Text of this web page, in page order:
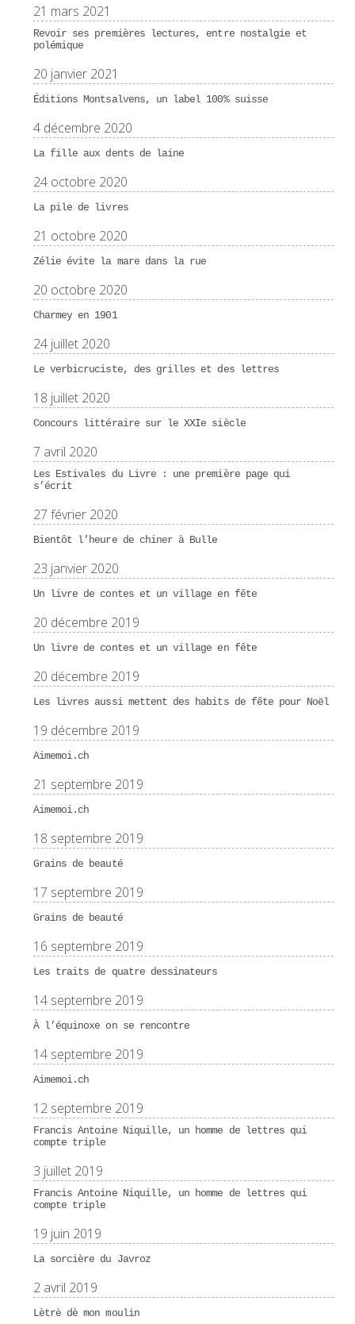
21 mars 2021
Revoir ses premières lectures, entre nostalgie et
polémique
20 janvier 2021
Éditions Montsalvens, un label 100% suisse
4 décembre 2020
La fille aux dents de laine
24 octobre 2020
La pile de livres
21 octobre 2020
Zélie évite la mare dans la rue
20 octobre 2020
Charmey en 1901
24 juillet 2020
Le verbicruciste, des grilles et des lettres
18 juillet 2020
Concours littéraire sur le XXIe siècle
7 avril 2020
Les Estivales du Livre : une première page qui
s’écrit
27 février 2020
Bientôt l’heure de chiner à Bulle
23 janvier 2020
Un livre de contes et un village en fête
20 décembre 2019
Un livre de contes et un village en fête
20 décembre 2019
Les livres aussi mettent des habits de fête pour Noël
19 décembre 2019
Aimemoi.ch
21 septembre 2019
Aimemoi.ch
18 septembre 2019
Grains de beauté
17 septembre 2019
Grains de beauté
16 septembre 2019
Les traits de quatre dessinateurs
14 septembre 2019
À l’équinoxe on se rencontre
14 septembre 2019
Aimemoi.ch
12 septembre 2019
Francis Antoine Niquille, un homme de lettres qui
compte triple
3 juillet 2019
Francis Antoine Niquille, un homme de lettres qui
compte triple
19 juin 2019
La sorcière du Javroz
2 avril 2019
Lètrè dè mon moulin